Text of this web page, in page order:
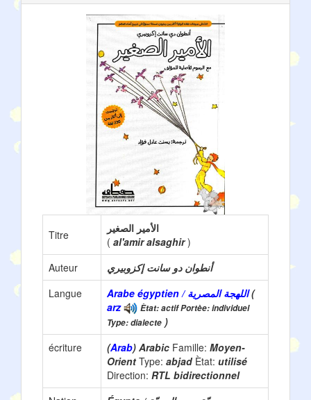
Titre
الأمير الصغير
( al'amir alsaghir)
Auteur
أنطوان دو سانت إكزوبيري
Langue
Arabe égyptien / اللهجة المصرية(
arz
Ètat: actif Portèe: individuel
Type: dialecte )
écriture
(Arab) Arabic Famille: Moyen-
Orient Type: abjad Ètat: utilisé
Direction: RTL bidirectionnel